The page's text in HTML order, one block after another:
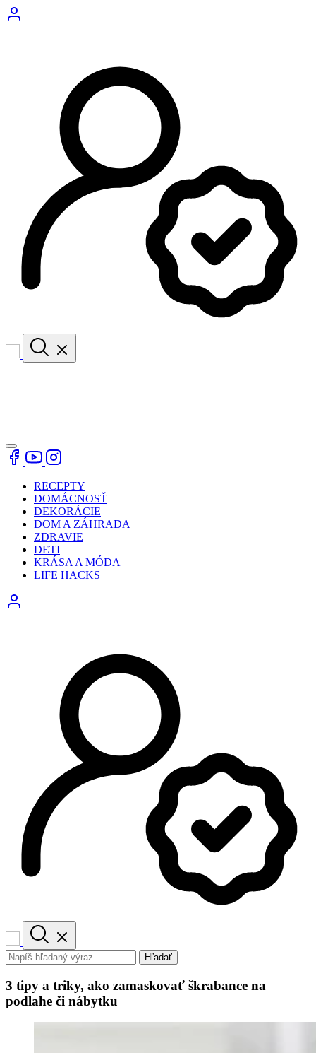
RECEPTY
DOMÁCNOSŤ
DEKORÁCIE
DOM A ZÁHRADA
ZDRAVIE
DETI
KRÁSA A MÓDA
LIFE HACKS
Hľadať
3 tipy a triky, ako zamaskovať škrabance na
podlahe či nábytku